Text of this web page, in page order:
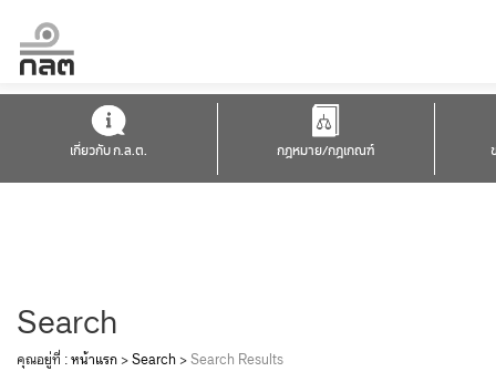
เกี่ยวกับ ก.ล.ต. กฎหมาย/กฎเกณฑ์
Search
คุณอยู่ที่ :หน้าแรก >Search >Search Results